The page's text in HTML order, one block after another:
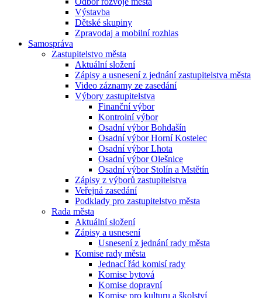
Výstavba
Dětské skupiny
Zpravodaj a mobilní rozhlas
Samospráva
Zastupitelstvo města
Aktuální složení
Zápisy a usnesení z jednání zastupitelstva města
Video záznamy ze zasedání
Výbory zastupitelstva
Finanční výbor
Kontrolní výbor
Osadní výbor Bohdašín
Osadní výbor Horní Kostelec
Osadní výbor Lhota
Osadní výbor Olešnice
Osadní výbor Stolín a Mstětín
Zápisy z výborů zastupitelstva
Veřejná zasedání
Podklady pro zastupitelstvo města
Rada města
Aktuální složení
Zápisy a usnesení
Usnesení z jednání rady města
Komise rady města
Jednací řád komisí rady
Komise bytová
Komise dopravní
Komise pro kulturu a školství